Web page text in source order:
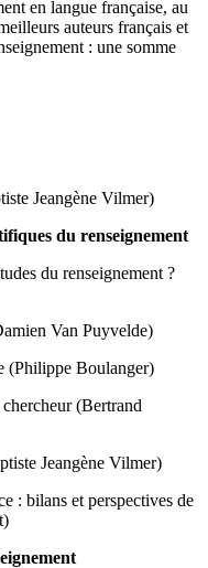
en langue française, au
auteurs français et
: une somme
Jeangène Vilmer)
du renseignement
du renseignement ?
Van Puyvelde)
(Philippe Boulanger)
(Bertrand
Jeangène Vilmer)
: bilans et perspectives de